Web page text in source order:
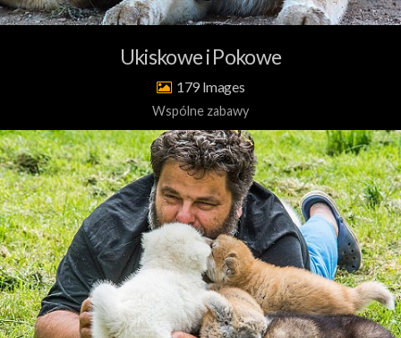
Ukiskowe i Pokowe
179
Wspólne zabawy